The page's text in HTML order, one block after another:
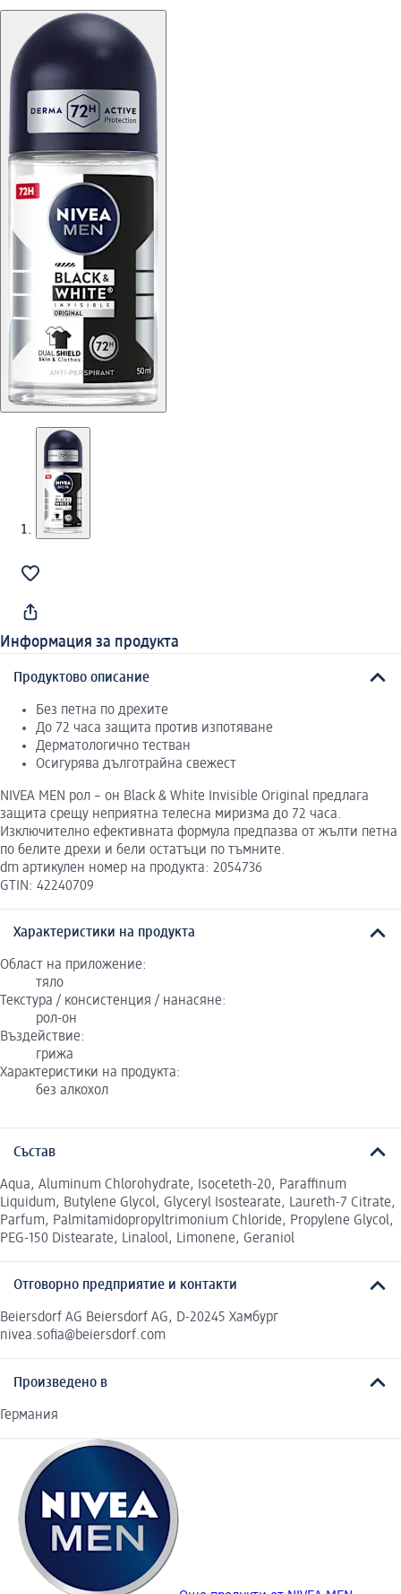
Информация за продукта
Продуктово описание
Без петна по дрехите
До 72 часа защита против изпотяване
Дерматологично тестван
Осигурява дълготрайна свежест
NIVEA MEN рол – он Black & White Invisible Original предлага
защита срещу неприятна телесна миризма до 72 часа.
Изключително ефективната формула предпазва от жълти петна
по белите дрехи и бели остатъци по тъмните.
dm артикулен номер на продукта: 2054736
GTIN: 42240709
Характеристики на продукта
Област на приложение:
тяло
Текстура / консистенция / нанасяне:
рол-он
Въздействие:
грижа
Характеристики на продукта:
без алкохол
Състав
Aqua, Aluminum Chlorohydrate, Isoceteth-20, Paraffinum
Liquidum, Butylene Glycol, Glyceryl Isostearate, Laureth-7 Citrate,
Parfum, Palmitamidopropyltrimonium Chloride, Propylene Glycol,
PEG-150 Distearate, Linalool, Limonene, Geraniol
Отговорно предприятие и контакти
Beiersdorf AG Beiersdorf AG, D-20245 Хамбург
nivea.sofia@beiersdorf.com
Произведено в
Германия